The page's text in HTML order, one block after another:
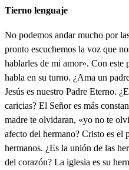
Tierno lenguaje
No podemos andar mucho por
pronto escuchemos la voz que
hablarles de mi amor». Con este
habla en su turno. ¿Ama un
Jesús es nuestro Padre Eterno.
caricias? El Señor es más
madre te olvidaran, «yo no te
afecto del hermano? Cristo es el
hermanos. ¿Es la unión de las
del corazón? La iglesia es su